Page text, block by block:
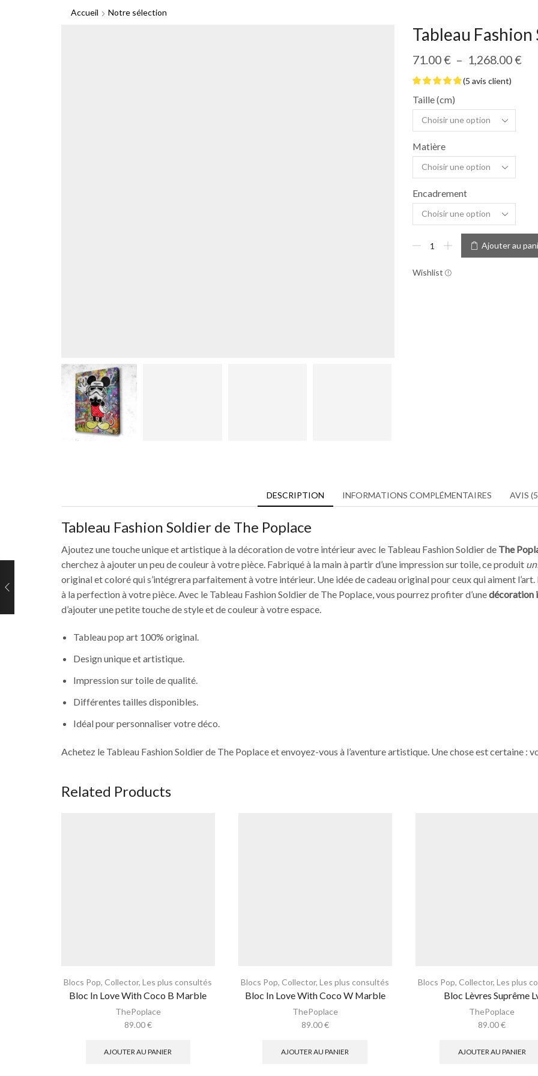
Accueil Notre sélection
Tableau
71.00€ – 1,268.00€
(5 avis client)
Taille (cm)
Matière
Encadrement
Ajouter au
Wishlist
DESCRIPTION INFORMATIONS COMPLÉMENTAIRES AVIS
Tableau Fashion Soldier de The Poplace
Ajoutez une touche unique et artistique à la décoration de votre intérieur avec le Tableau Fashion Soldier de The
cherchez à ajouter un peu de couleur à votre pièce. Fabriqué à la main à partir d’une impression sur toile, ce produit
original et coloré qui s’intégrera parfaitement à votre intérieur. Une idée de cadeau original pour ceux qui aiment
à la perfection à votre pièce. Avec le Tableau Fashion Soldier de The Poplace, vous pourrez profiter d’unedécoration
d’ajouter une petite touche de style et de couleur à votre espace.
Tableau pop art 100% original.
Design unique et artistique.
Impression sur toile de qualité.
Différentes tailles disponibles.
Idéal pour personnaliser votre déco.
Achetez le Tableau Fashion Soldier de The Poplace et envoyez-vous à l’aventure artistique. Une chose est certaine :
Related Products
Blocs Pop,Collector,Les plus consultés
Bloc In Love With Coco B Marble
ThePoplace
89.00€
AJOUTER AU PANIER
Blocs Pop,Collector,Les plus consultés
Bloc In Love With Coco W Marble
ThePoplace
89.00€
AJOUTER AU PANIER
Blocs Pop, Collector, Les plus
Bloc Lèvres Suprême
ThePoplace
89.00€
AJOUTER AU PANIER